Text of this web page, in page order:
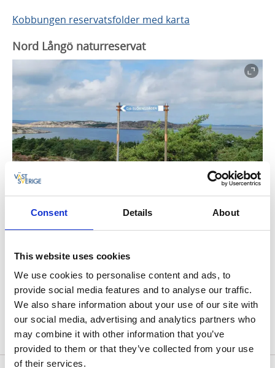
Consent Details About
This website uses cookies
We use cookies to personalise content and ads, to
provide social media features and to analyse our traffic.
We also share information about your use of our site with
our social media, advertising and analytics partners who
may combine it with other information that you’ve
provided to them or that they’ve collected from your use
of their services.
Kobbungen reservatsfolder med karta
Nord Långö naturreservat
bad- och strövområden. Från Alaska, en
blomsterträdgård anlagd med sten och snäckor,
badställen på öns väst- och nordsida.
Hitta hit:Hit tar man sig med egen båt och
båtförbindelser ut till ön från Strömstads norra hamn
under sommarsäsong, överresan tar ca 20 min. Läs
mer:Nord Långö